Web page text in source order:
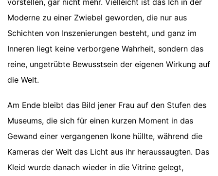
Moderne zu einer Zwiebel geworden, die nur aus
Schichten von Inszenierungen besteht, und ganz im
Inneren liegt keine verborgene Wahrheit, sondern das
reine, ungetrübte Bewusstsein der eigenen Wirkung auf
die Welt.
Am Ende bleibt das Bild jener Frau auf den Stufen des
Museums, die sich für einen kurzen Moment in das
Gewand einer vergangenen Ikone hüllte, während die
Kameras der Welt das Licht aus ihr heraussaugten. Das
Kleid wurde danach wieder in die Vitrine gelegt,